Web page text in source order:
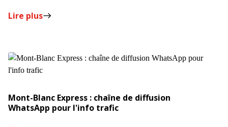
Lire pluseast
Mont-Blanc Express : chaîne de diffusion
WhatsApp pour l'info trafic